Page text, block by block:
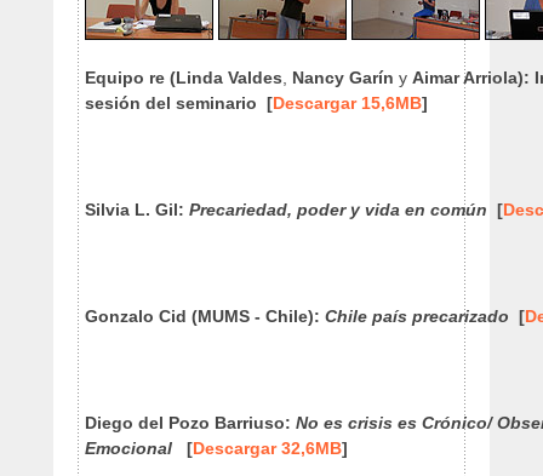
Equipo re (Linda Valdes Nancy Garín y Aimar Arriola):
sesión del seminario [Descargar 15,6MB]
Silvia L. Gil: Precariedad, poder y vida en común [
Gonzalo Cid (MUMS - Chile): Chile país precarizado [
Diego del Pozo Barriuso: No es crisis es Crónico/
Emocional
[Descargar 32,6MB]